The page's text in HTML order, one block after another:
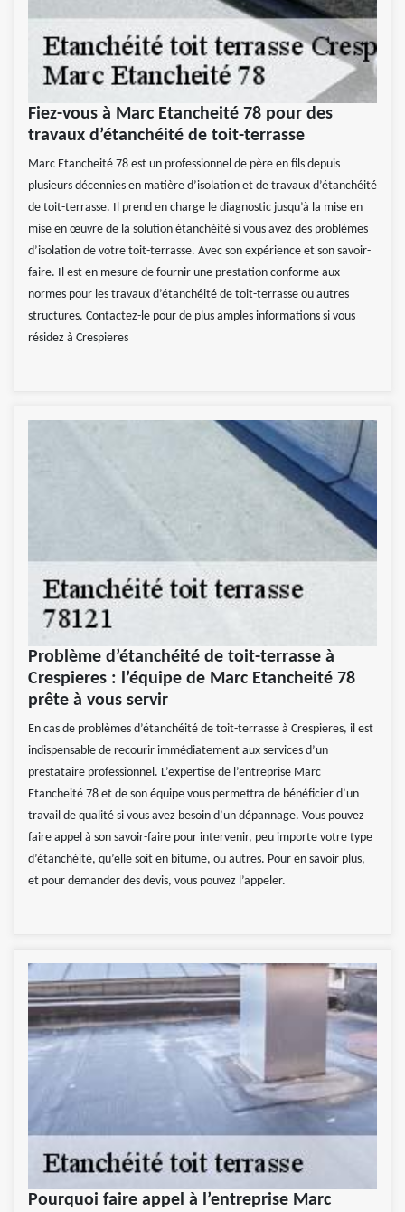
Fiez-vous à Marc Etancheité 78 pour des
travaux d’étanchéité de toit-terrasse
Marc Etancheité 78 est un professionnel de père en fils depuis
plusieurs décennies en matière d’isolation et de travaux d’étanchéité
de toit-terrasse. Il prend en charge le diagnostic jusqu’à la mise en
mise en œuvre de la solution étanchéité si vous avez des problèmes
d’isolation de votre toit-terrasse. Avec son expérience et son savoir-
faire. Il est en mesure de fournir une prestation conforme aux
normes pour les travaux d’étanchéité de toit-terrasse ou autres
structures. Contactez-le pour de plus amples informations si vous
résidez à Crespieres
Problème d’étanchéité de toit-terrasse à
Crespieres : l’équipe de Marc Etancheité 78
prête à vous servir
En cas de problèmes d’étanchéité de toit-terrasse à Crespieres, il est
indispensable de recourir immédiatement aux services d’un
prestataire professionnel. L’expertise de l’entreprise Marc
Etancheité 78 et de son équipe vous permettra de bénéficier d’un
travail de qualité si vous avez besoin d’un dépannage. Vous pouvez
faire appel à son savoir-faire pour intervenir, peu importe votre type
d’étanchéité, qu’elle soit en bitume, ou autres. Pour en savoir plus,
et pour demander des devis, vous pouvez l’appeler.
Pourquoi faire appel à l’entreprise Marc